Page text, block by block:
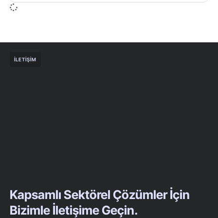
İLETIŞIM
Kapsamlı Sektörel Çözümler İçin
Bizimle İletişime Geçin.